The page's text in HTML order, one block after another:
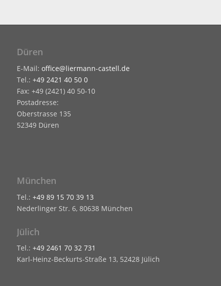
Düren
E-Mail: office@liermann-castell.de
Tel.: +49 2421 40 50 0
Fax: +49 (2421) 40 50-10
Postadresse:
Oberstrasse 135
52349 Düren
München
Tel.: +49 89 15 70 39 13
Nederlinger Str. 6, 80638 München
Jülich
Tel.: +49 2461 70 32 731
Karl-Heinz-Beckurts-Straße 13, 52428 Jülich